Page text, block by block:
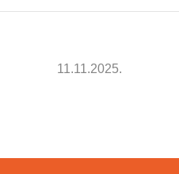
11.11.2025.